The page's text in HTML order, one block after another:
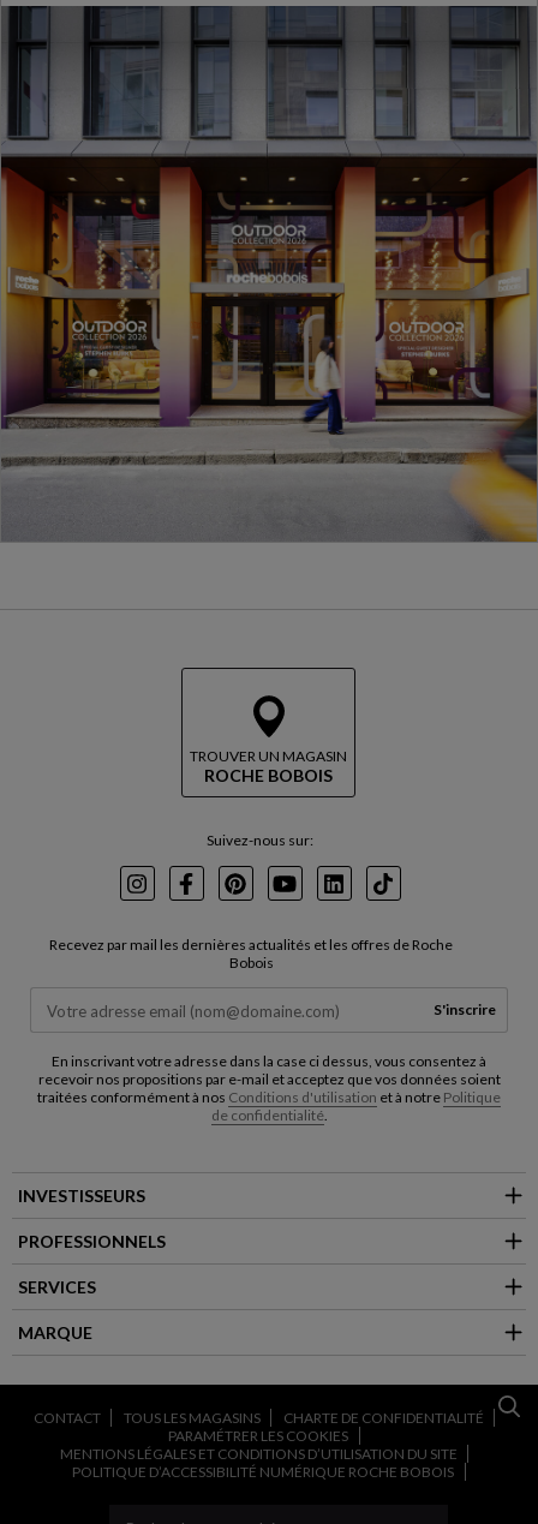
TROUVER UN MAGASIN
ROCHE BOBOIS
Suivez-nous sur:
InstagramFacebookPinterest
YoutubeLinkedInTikTok
Recevez par mail les dernières actualités et les offres de Roche
Bobois
S'inscrire
En inscrivant votre adresse dans la case ci dessus, vous consentez à
recevoir nos propositions par e-mail et acceptez que vos données soient
traitées conformément à nos Conditions d'utilisation et à notre Politique
de confidentialité.
INVESTISSEURS
PROFESSIONNELS
SERVICES
MARQUE
CONTACT TOUS LES MAGASINS
CHARTE DE CONFIDENTIALITÉ
PARAMÉTRER LES COOKIES
MENTIONS LÉGALES ET CONDITIONS D’UTILISATION DU SITE
POLITIQUE D’ACCESSIBILITÉ NUMÉRIQUE ROCHE BOBOIS